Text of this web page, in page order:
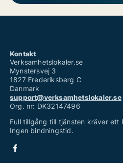
Kontakt
Verksamhetslokaler.se
Mynstersvej 3
1827 Frederiksberg C
Danmark
support@verksamhetslokaler.se
Org. nr: DK32147496
Full tillgång till tjänsten kräver ett
Ingen bindningstid.